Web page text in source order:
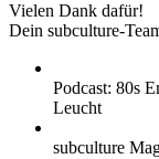
Vielen Dank dafür!
Dein subculture-
Podcast: 80s
Leucht
subculture